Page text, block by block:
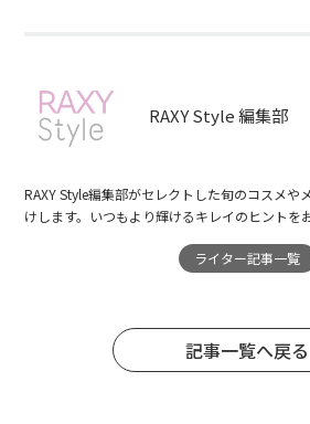
RAXY Style 編集部
RAXY Style編集部がセレクトした旬のコスメ
けします。いつもより輝けるキレイのヒント
ライター記事一覧
記事一覧へ戻る